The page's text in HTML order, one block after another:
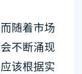
随着市场
不断涌现
该根据实